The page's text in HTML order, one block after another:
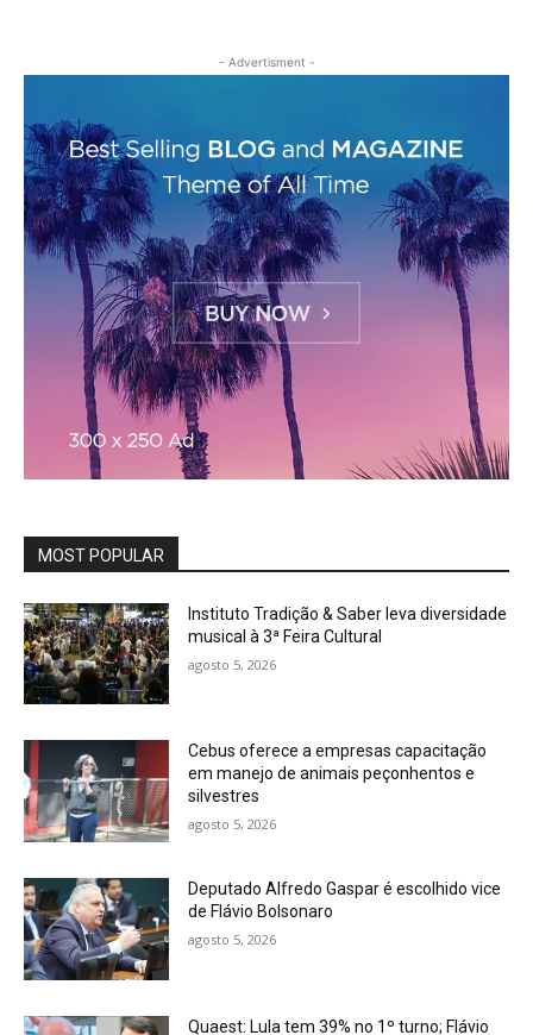
- Advertisment -
MOST POPULAR
Instituto Tradição & Saber leva diversidade
musical à 3ª Feira Cultural
agosto 5, 2026
Cebus oferece a empresas capacitação
em manejo de animais peçonhentos e
silvestres
agosto 5, 2026
Deputado Alfredo Gaspar é escolhido vice
de Flávio Bolsonaro
agosto 5, 2026
Quaest: Lula tem 39% no 1º turno; Flávio